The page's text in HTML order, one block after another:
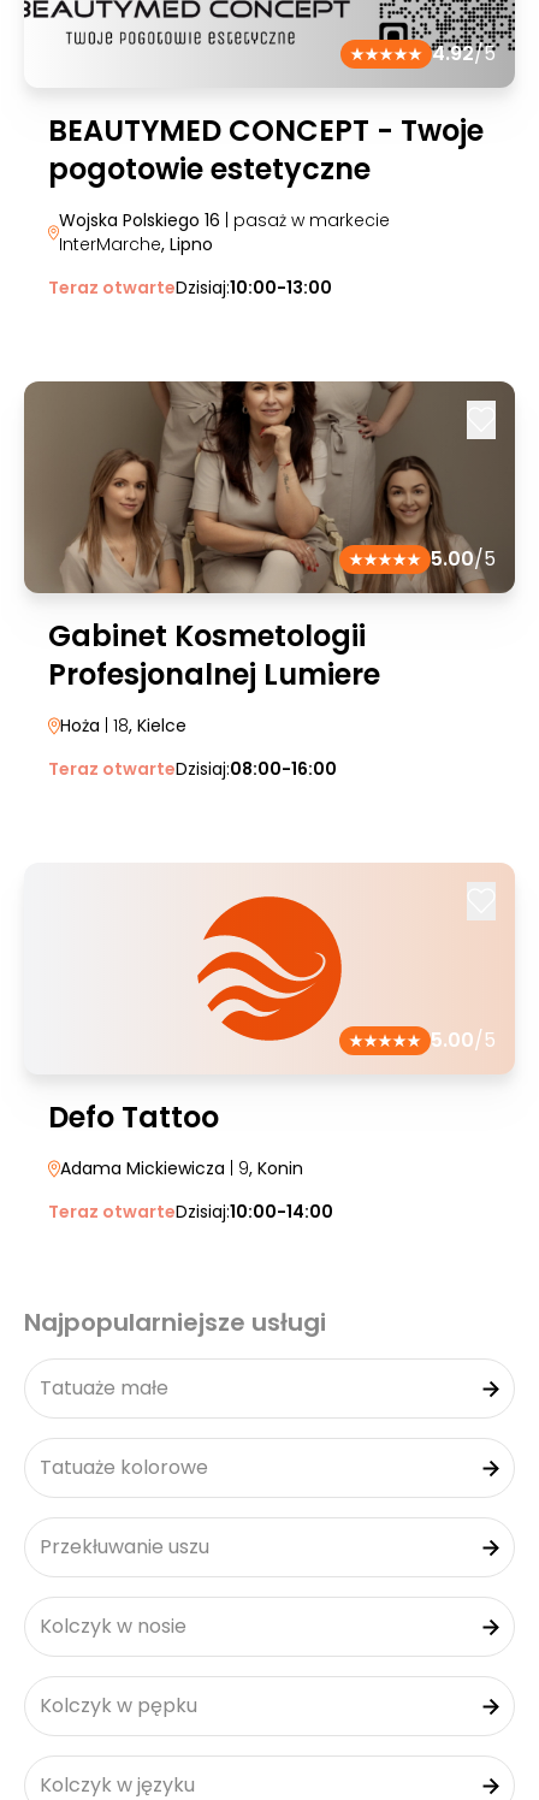
4.92/5
BEAUTYMED CONCEPT - Twoje
pogotowie estetyczne
Wojska Polskiego 16 | pasaż w markecie
InterMarche, Lipno
Teraz otwarteDzisiaj:10:00-13:00
5.00/5
Gabinet Kosmetologii
Profesjonalnej Lumiere
Hoża | 18, Kielce
Teraz otwarteDzisiaj:08:00-16:00
5.00/5
Defo Tattoo
Adama Mickiewicza | 9, Konin
Teraz otwarteDzisiaj:10:00-14:00
Najpopularniejsze usługi
Tatuaże małe
Tatuaże kolorowe
Przekłuwanie uszu
Kolczyk w nosie
Kolczyk w pępku
Kolczyk w języku